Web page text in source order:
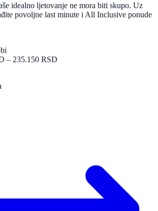
idealno ljetovanje ne mora biti skupo. Uz
povoljne last minute i All Inclusive ponude
– 235.150 RSD